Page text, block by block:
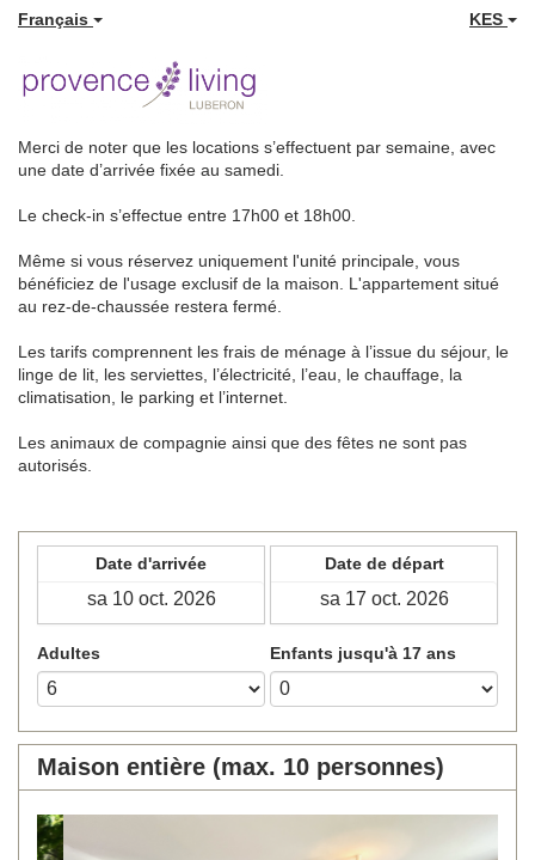
Français KES
Merci de noter que les locations s’effectuent par semaine, avec
une date d’arrivée fixée au samedi.
Le check-in s’effectue entre 17h00 et 18h00.
Même si vous réservez uniquement l'unité principale, vous
bénéficiez de l'usage exclusif de la maison. L'appartement situé
au rez-de-chaussée restera fermé.
Les tarifs comprennent les frais de ménage à l’issue du séjour, le
linge de lit, les serviettes, l’électricité, l’eau, le chauffage, la
climatisation, le parking et l’internet.
Les animaux de compagnie ainsi que des fêtes ne sont pas
autorisés.
Date d'arrivée Date de départ
Adultes Enfants jusqu'à 17 ans
Maison entière (max. 10 personnes)
Next